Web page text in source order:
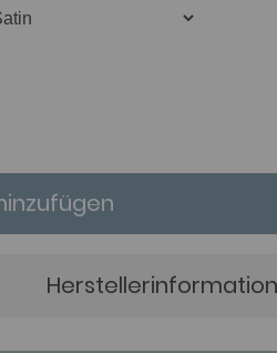
Herstellerinformation